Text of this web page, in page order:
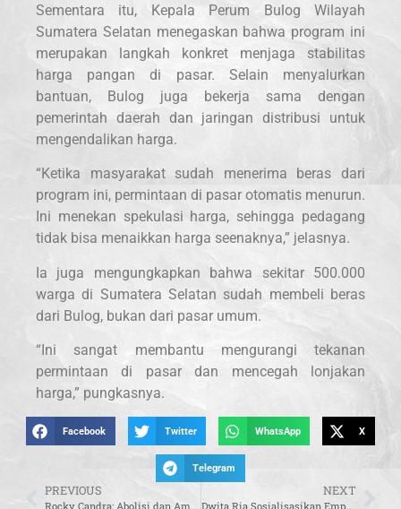
Sementara itu, Kepala Perum Bulog Wilayah
Sumatera Selatan menegaskan bahwa program ini
merupakan langkah konkret menjaga stabilitas
harga pangan di pasar. Selain menyalurkan
bantuan, Bulog juga bekerja sama dengan
pemerintah daerah dan jaringan distribusi untuk
mengendalikan harga.
“Ketika masyarakat sudah menerima beras dari
program ini, permintaan di pasar otomatis menurun.
Ini menekan spekulasi harga, sehingga pedagang
tidak bisa menaikkan harga seenaknya,” jelasnya.
Ia juga mengungkapkan bahwa sekitar 500.000
warga di Sumatera Selatan sudah membeli beras
dari Bulog, bukan dari pasar umum.
“Ini sangat membantu mengurangi tekanan
permintaan di pasar dan mencegah lonjakan
harga,” pungkasnya.
Facebook Twitter WhatsApp X
Telegram
PREVIOUS
Rocky Candra: Abolisi dan Amnesti Cerminkan Kenegarawanan Presiden Prabowo
NEXT
Dwita Ria Sosialisasikan Empat Pilar MPR RI kepada Petani di Lampung Tengah